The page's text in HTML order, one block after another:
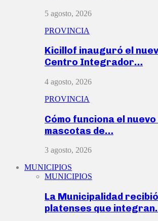
5 agosto, 2026
PROVINCIA
Kicillof inauguró el
Centro Integrador…
4 agosto, 2026
PROVINCIA
Cómo funciona el
mascotas de…
3 agosto, 2026
MUNICIPIOS
MUNICIPIOS
La Municipalidad
platenses que